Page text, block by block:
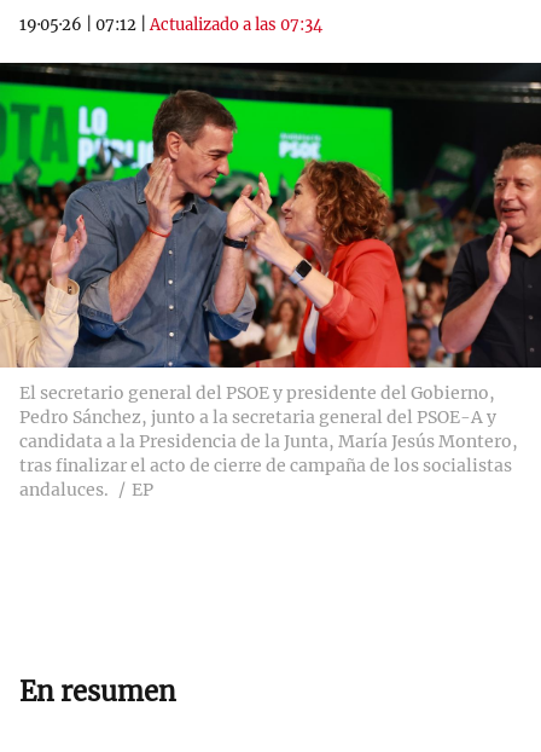
19·05·26 07:12 |Actualizado a las 07:34
El secretario general del PSOE y presidente del Gobierno,
Pedro Sánchez, junto a la secretaria general del PSOE-A y
candidata a la Presidencia de la Junta, María Jesús Montero,
tras finalizar el acto de cierre de campaña de los socialistas
andaluces.
EP
En resumen